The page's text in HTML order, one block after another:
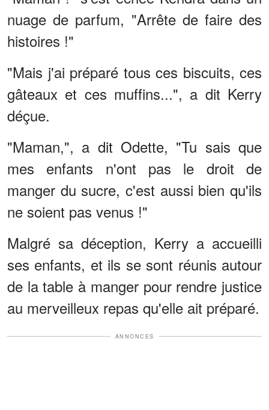
nuage de parfum, "Arrête de faire des
histoires !"
"Mais j'ai préparé tous ces biscuits, ces
gâteaux et ces muffins...", a dit Kerry
déçue.
"Maman,", a dit Odette, "Tu sais que
mes enfants n'ont pas le droit de
manger du sucre, c'est aussi bien qu'ils
ne soient pas venus !"
Malgré sa déception, Kerry a accueilli
ses enfants, et ils se sont réunis autour
de la table à manger pour rendre justice
au merveilleux repas qu'elle ait préparé.
ANNONCES